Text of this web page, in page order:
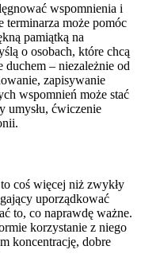
wspomnienia i
terminarza może pomóc
pamiątką na
o osobach, które chcą
duchem – niezależnie od
zapisywanie
wspomnień może stać
umysłu, ćwiczenie
coś więcej niż zwykły
uporządkować
to, co naprawdę ważne.
korzystanie z niego
koncentrację, dobre